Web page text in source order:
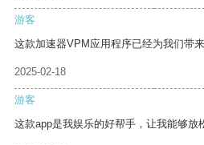
游客
这款加速器VPM应用程序已经为我们带
2025-02-18
游客
这款app是我娱乐的好帮手，让我能够放